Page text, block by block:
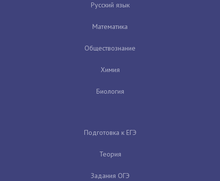
Русский язык
Математика
Обществознание
Химия
Биология
Подготовка к ЕГЭ
Теория
Задания ОГЭ